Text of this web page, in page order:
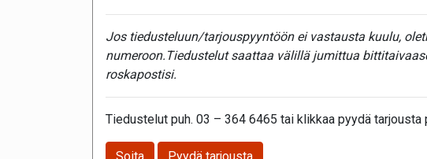
Jos tiedusteluun/tarjouspyyntöön ei vastausta kuulu,
numeroon.Tiedustelut saattaa välillä jumittua
roskapostisi.
Tiedustelut puh. 03 – 364 6465 tai klikkaa pyydä tarjousta